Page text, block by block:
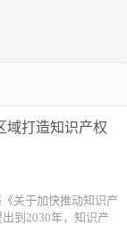
域打造知识产权
关于加快推动知识产
到2030年，知识产